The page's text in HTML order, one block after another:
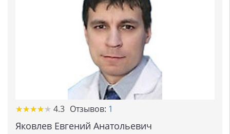
★★★★★
★★★★★ 4.3 Отзывов: 1
Яковлев Евгений Анатольевич